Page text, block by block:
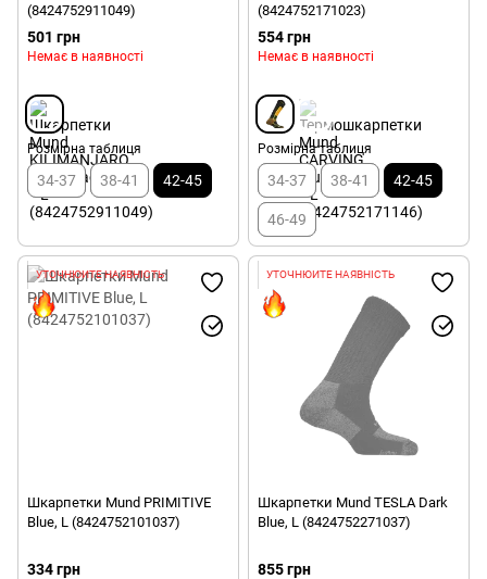
(8424752911049)
501 грн
Немає в наявності
Розмірна таблиця
34-37 38-41 42-45
(8424752171023)
554 грн
Немає в наявності
Розмірна таблиця
34-37 38-41 42-45
46-49
УТОЧНЮЙТЕ НАЯВНІСТЬ
Шкарпетки Mund PRIMITIVE
Blue, L (8424752101037)
334 грн
УТОЧНЮЙТЕ НАЯВНІСТЬ
Шкарпетки Mund TESLA Dark
Blue, L (8424752271037)
855 грн